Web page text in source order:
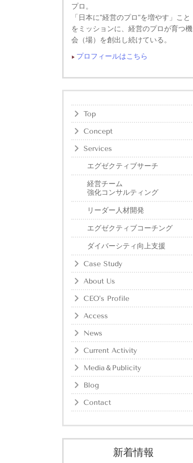
プロ。
「日本に"経営のプロ"を増やす」こと
をミッションに、経営のプロが育つ機
会（場）を創出し続けている。
▶︎ プロフィールはこちら
Top
Concept
Services
エグゼクティブサーチ
経営チーム
強化コンサルティング
リーダー人材開発
エグゼクティブコーチング
ダイバーシティ向上支援
Case Study
About Us
CEO’s Profile
Access
News
Current Activity
Media＆Publicity
Blog
Contact
新着情報